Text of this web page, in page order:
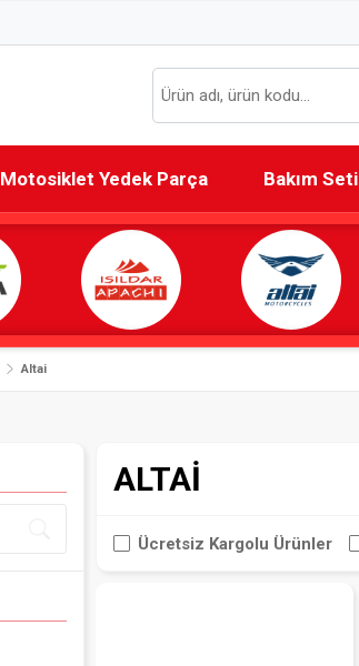
Motosiklet Yedek Parça Bakım Seti
Altai
ALTAİ
Ücretsiz Kargolu Ürünler